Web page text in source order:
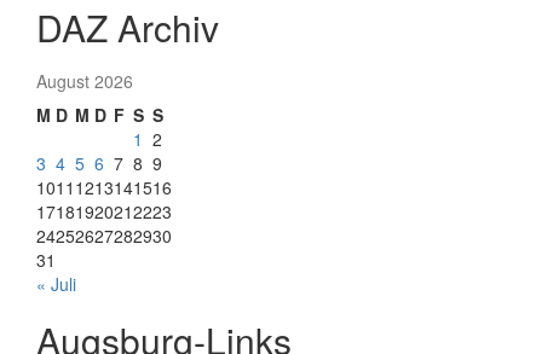
DAZ Archiv
August 2026
M D M D F S S
1 2
3 4 5 6 7 8 9
1011 1213141516
17181920212223
24252627282930
31
« Juli
Augsburg-Links